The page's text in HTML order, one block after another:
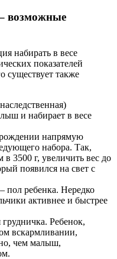
возможные
набирать в весе
показателей
существует также
и набирает в весе
рождении напрямую
набора. Так,
3500 г, увеличить вес до
появился на свет с
пол ребенка. Нередко
активнее и быстрее
Ребенок,
вскармливании,
чем малыш,